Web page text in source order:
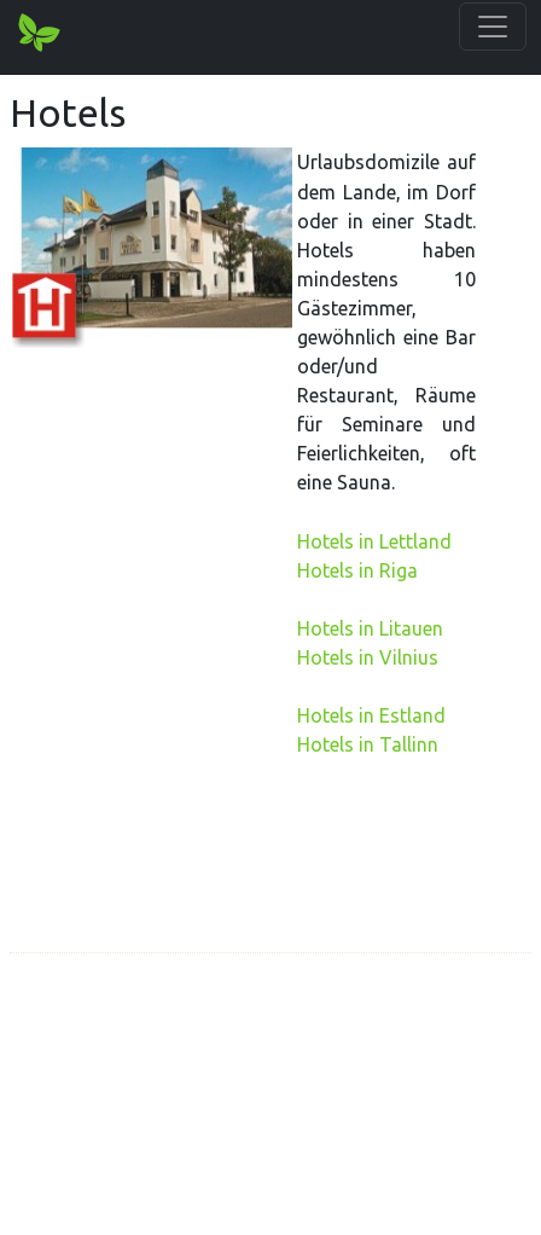
Hotels
Urlaubsdomizile auf
dem Lande, im Dorf
oder in einer Stadt.
Hotels haben
mindestens 10
Gästezimmer,
gewöhnlich eine Bar
oder/und
Restaurant, Räume
für Seminare und
Feierlichkeiten, oft
eine Sauna.
Hotels in Lettland
Hotels in Riga
Hotels in Litauen
Hotels in Vilnius
Hotels in Estland
Hotels in Tallinn